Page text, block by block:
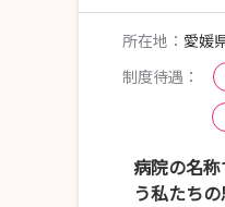
所在地： 愛媛
制度待遇：
病院の名
う私たち